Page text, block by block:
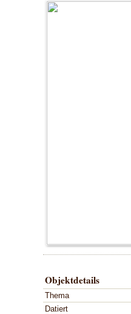
Objektdetails
Thema
Datiert